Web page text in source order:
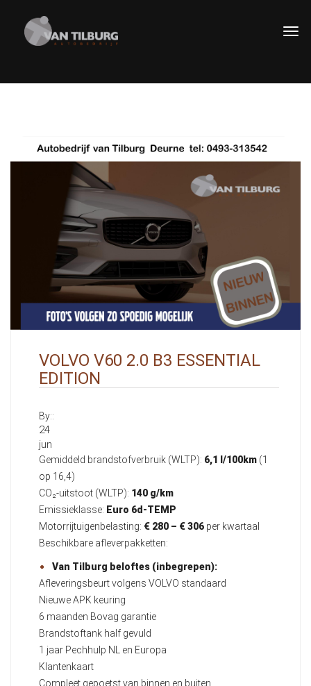
VOLVO V60 2.0 B3 ESSENTIAL
EDITION
By::
24
jun
Gemiddeld brandstofverbruik (WLTP): 6,1 l/100km (1
op 16,4)
CO₂-uitstoot (WLTP): 140 g/km
Emissieklasse: Euro 6d-TEMP
Motorrijtuigenbelasting: € 280 – € 306 per kwartaal
Beschikbare afleverpakketten:
Van Tilburg beloftes (inbegrepen):
Afleveringsbeurt volgens VOLVO standaard
Nieuwe APK keuring
6 maanden Bovag garantie
Brandstoftank half gevuld
1 jaar Pechhulp NL en Europa
Klantenkaart
Compleet gepoetst van binnen en buiten